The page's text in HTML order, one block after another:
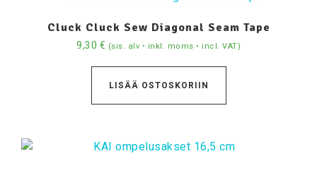
Cluck Cluck Sew Diagonal Seam Tape
9,30 € (sis. alv • inkl. moms • incl. VAT)
LISÄÄ OSTOSKORIIN